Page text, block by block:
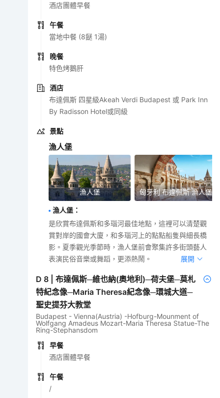
酒店團體早餐
午餐
當地中餐 (8餸 1湯)
晚餐
特色烤鵝肝
酒店
布達佩斯 四星級Akeah Verdi Budapest 或 Park Inn
By Radisson Hotel或同級
景點
漁人堡
漁人堡 匈牙利 布達佩斯 漁人堡
漁人堡 ：
是欣賞布達佩斯和多瑙河最佳地點，這裡可以清楚觀
賞對岸的國會大廈，和多瑙河上的點點船隻與細長橋
影。夏季觀光季節時，漁人堡前會聚集許多街頭藝人
表演民俗音樂或舞蹈，更添熱鬧。
展開
D 8 |布達佩斯─維也納(奧地利)─荷夫堡─莫札
特紀念像─Maria Theresa紀念像─環城大道─
聖史提芬大教堂
Budapest - Vienna(Austria) -Hofburg-Mounment of
Wolfgang Amadeus Mozart-Maria Theresa Statue-The
Ring-Stephansdom
早餐
酒店團體早餐
午餐
/